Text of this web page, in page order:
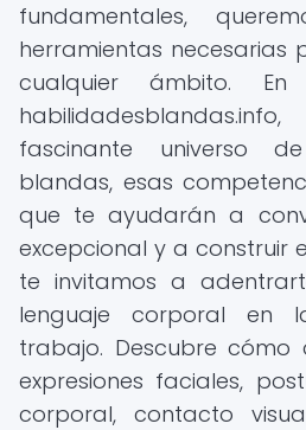
fundamentales,
herramientas necesarias
cualquier ámbito. En
fascinante universo
blandas, esas
que te ayudarán a
excepcional y a construir
te invitamos a
lenguaje corporal en
trabajo. Descubre cómo
expresiones faciales,
corporal, contacto